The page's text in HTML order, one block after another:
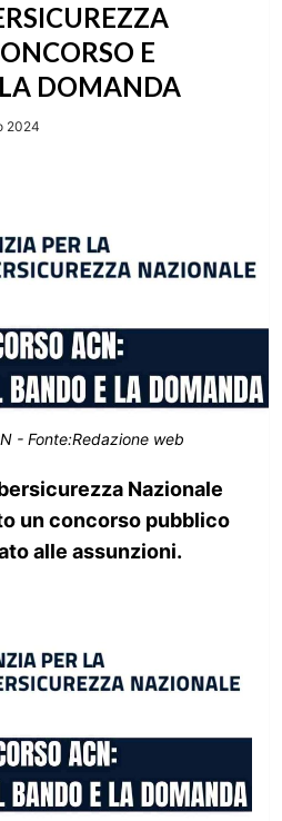
E
DOMANDA
2024
- Fonte:Redazione web
Nazionale
un concorso pubblico
alle assunzioni.